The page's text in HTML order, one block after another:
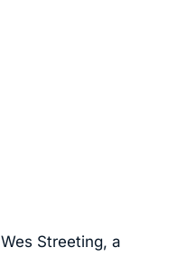
Wes Streeting, a